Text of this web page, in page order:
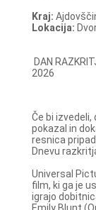
Kraj:
Lokacija:
DAN
2026
Če bi
pokazal in
resnica
Dnevu
Universal
film, ki ga je
igrajo
Emily Blunt